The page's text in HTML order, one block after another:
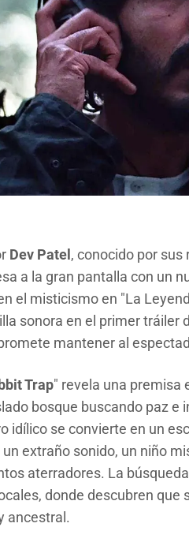
Dev Patel , conocido por sus
a la gran pantalla con un
el misticismo en "La
sonora en el primer tráiler
mantener al
Trap" revela una premisa
bosque buscando paz e
idílico se convierte en un
extraño sonido, un niño
aterradores. La
donde descubren que
ancestral.